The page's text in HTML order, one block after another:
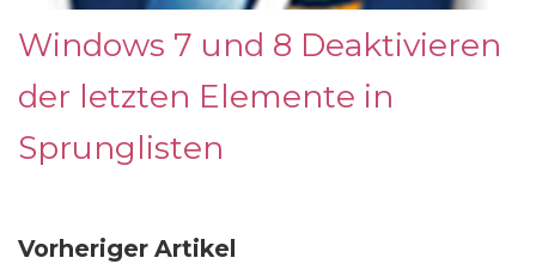
Windows 7 und 8 Deaktivieren
der letzten Elemente in
Sprunglisten
Vorheriger Artikel